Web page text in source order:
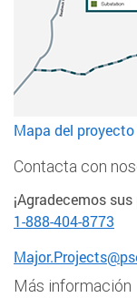
Mapa del
Contacta con
¡Agradecemos
1-888-404-8773
Más información